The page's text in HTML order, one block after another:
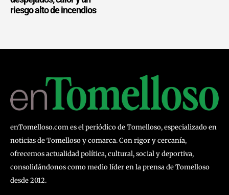
riesgo alto de incendios
enTomelloso.com es el periódico de Tomelloso, especializado en
noticias de Tomelloso y comarca. Con rigor y cercanía,
ofrecemos actualidad política, cultural, social y deportiva,
consolidándonos como medio líder en la prensa de Tomelloso
desde 2012.